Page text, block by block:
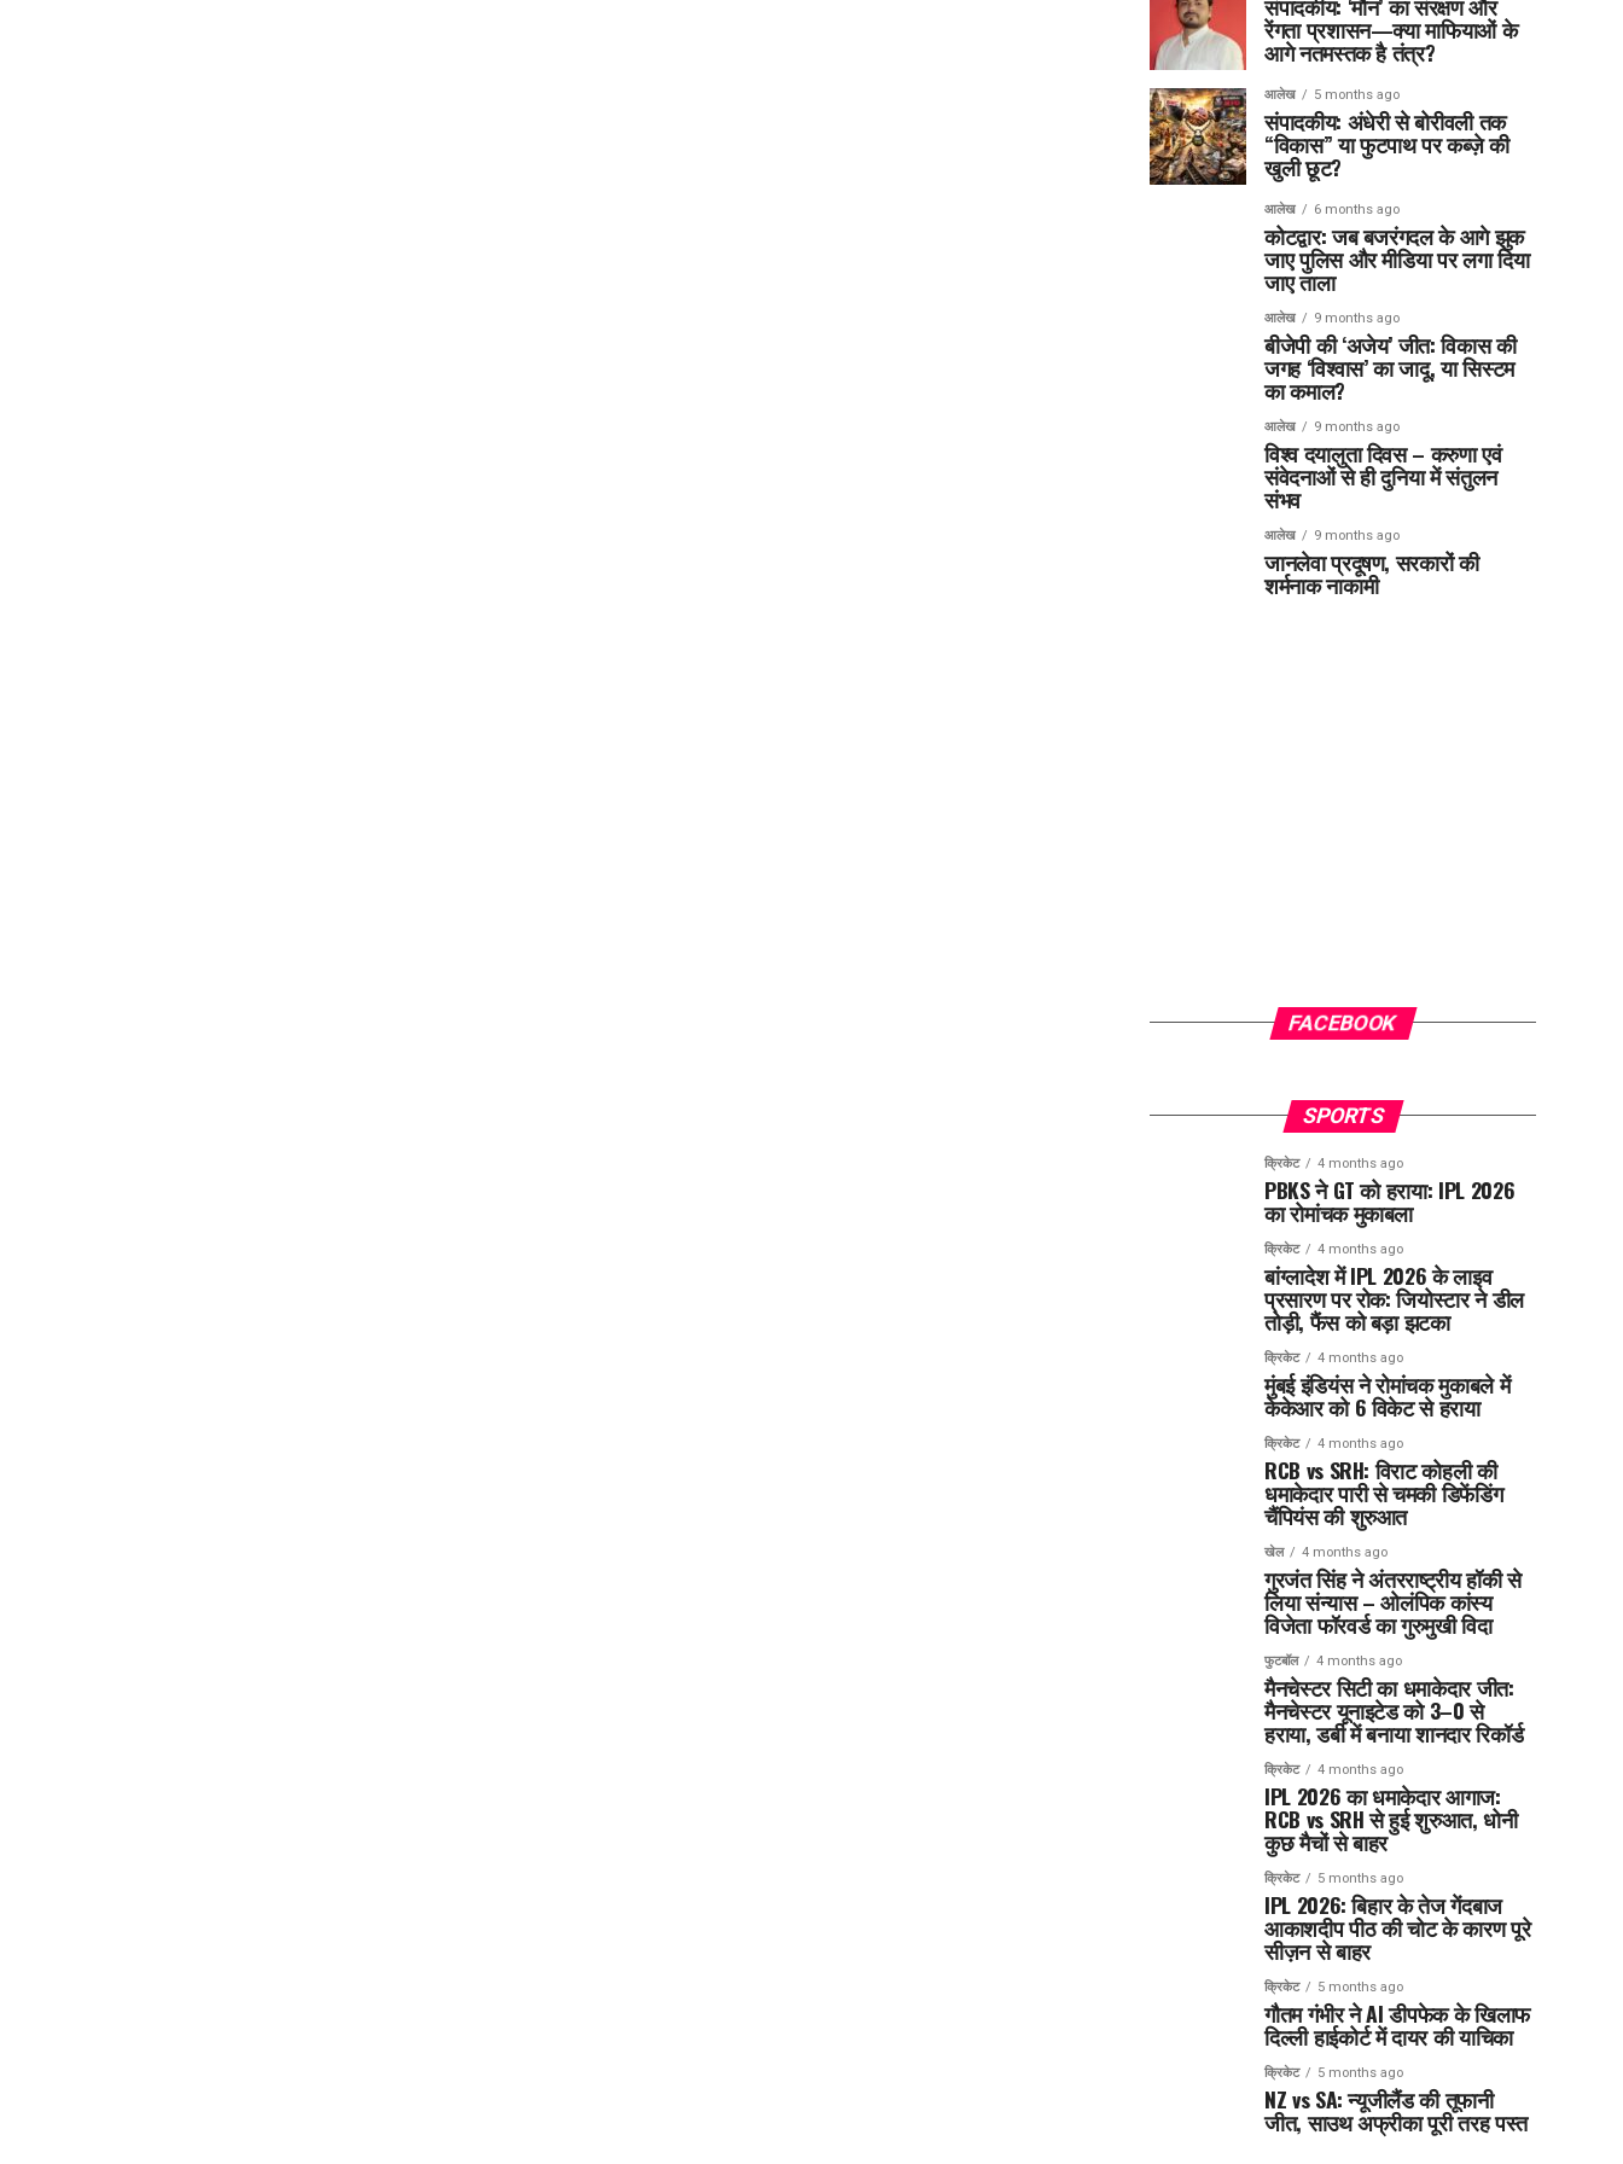
रेंगता प्रशासन—क्या माफियाओं के
आगे नतमस्तक है तंत्र?
आलेख 5 months ago
संपादकीय: अंधेरी से बोरीवली तक
“विकास” या फुटपाथ पर कब्ज़े की
खुली छूट?
आलेख 6 months ago
कोटद्वार: जब बजरंगदल के आगे झुक
जाए पुलिस और मीडिया पर लगा दिया
जाए ताला
आलेख 9 months ago
बीजेपी की ‘अजेय’ जीत: विकास की
जगह ‘विश्वास’ का जादू, या सिस्टम
का कमाल?
आलेख 9 months ago
विश्व दयालुता दिवस – करुणा एवं
संवेदनाओं से ही दुनिया में संतुलन
संभव
आलेख 9 months ago
जानलेवा प्रदूषण, सरकारों की
शर्मनाक नाकामी
FACEBOOK
SPORTS
क्रिकेट 4 months ago
PBKS ने GT को हराया: IPL 2026
का रोमांचक मुकाबला
क्रिकेट 4 months ago
बांग्लादेश में IPL 2026 के लाइव
प्रसारण पर रोक: जियोस्टार ने डील
तोड़ी, फैंस को बड़ा झटका
क्रिकेट 4 months ago
मुंबई इंडियंस ने रोमांचक मुकाबले में
केकेआर को 6 विकेट से हराया
क्रिकेट 4 months ago
RCB vs SRH: विराट कोहली की
धमाकेदार पारी से चमकी डिफेंडिंग
चैंपियंस की शुरुआत
खेल 4 months ago
गुरजंत सिंह ने अंतरराष्ट्रीय हॉकी से
लिया संन्यास – ओलंपिक कांस्य
विजेता फॉरवर्ड का गुरुमुखी विदा
फुटबॉल 4 months ago
मैनचेस्टर सिटी का धमाकेदार जीत:
मैनचेस्टर यूनाइटेड को 3–0 से
हराया, डर्बी में बनाया शानदार रिकॉर्ड
क्रिकेट 4 months ago
IPL 2026 का धमाकेदार आगाज:
RCB vs SRH से हुई शुरुआत, धोनी
कुछ मैचों से बाहर
क्रिकेट 5 months ago
IPL 2026: बिहार के तेज गेंदबाज
आकाशदीप पीठ की चोट के कारण पूरे
सीज़न से बाहर
क्रिकेट 5 months ago
गौतम गंभीर ने AI डीपफेक के खिलाफ
दिल्ली हाईकोर्ट में दायर की याचिका
क्रिकेट 5 months ago
NZ vs SA: न्यूजीलैंड की तूफानी
जीत, साउथ अफ्रीका पूरी तरह पस्त